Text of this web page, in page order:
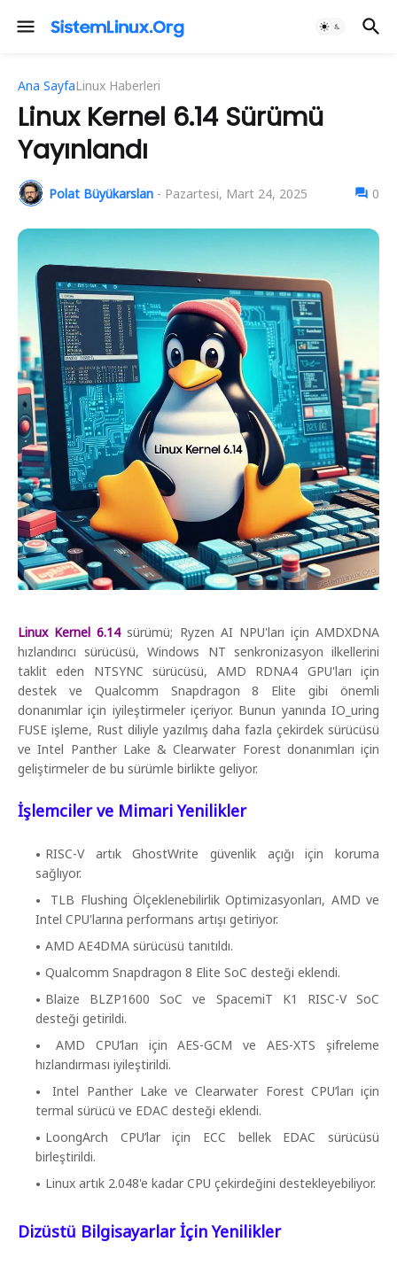
Ana SayfaLinux Haberleri
Linux Kernel 6.14 Sürümü
Yayınlandı
Polat Büyükarslan - Pazartesi, Mart 24, 2025 0
Linux Kernel 6.14sürümü; Ryzen AI NPU'ları için AMDXDNA
hızlandırıcı sürücüsü, Windows NT senkronizasyon ilkellerini
taklit eden NTSYNC sürücüsü, AMD RDNA4 GPU'ları için
destek ve Qualcomm Snapdragon 8 Elite gibi önemli
donanımlar için iyileştirmeler içeriyor. Bunun yanında IO_uring
FUSE işleme, Rust diliyle yazılmış daha fazla çekirdek sürücüsü
ve Intel Panther Lake & Clearwater Forest donanımları için
geliştirmeler de bu sürümle birlikte geliyor.
İşlemciler ve Mimari Yenilikler
RISC-V artık GhostWrite güvenlik açığı için koruma
sağlıyor.
TLB Flushing Ölçeklenebilirlik Optimizasyonları, AMD ve
Intel CPU'larına performans artışı getiriyor.
AMD AE4DMA sürücüsü tanıtıldı.
Qualcomm Snapdragon 8 Elite SoC desteği eklendi.
Blaize BLZP1600 SoC ve SpacemiT K1 RISC-V SoC
desteği getirildi.
AMD CPU’ları için AES-GCM ve AES-XTS şifreleme
hızlandırması iyileştirildi.
Intel Panther Lake ve Clearwater Forest CPU’ları için
termal sürücü ve EDAC desteği eklendi.
LoongArch CPU’lar için ECC bellek EDAC sürücüsü
birleştirildi.
Linux artık 2.048'e kadar CPU çekirdeğini destekleyebiliyor.
Dizüstü Bilgisayarlar İçin Yenilikler